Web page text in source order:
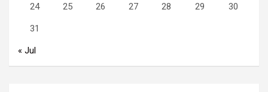
24 25 26 27 28 29 30
31
« Jul